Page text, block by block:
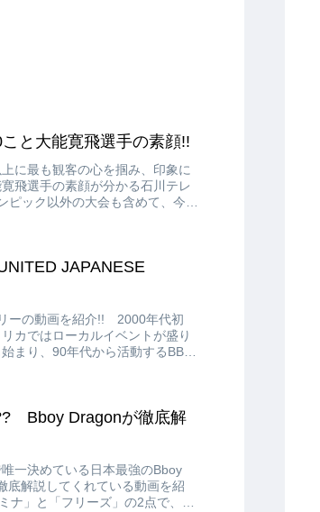
と大能寛飛選手の素顔!!
に最も観客の心を掴み、印象に
飛選手の素顔が分かる石川テレ
ック以外の大会も含めて、今後
JAPANESE
ーの動画を紹介!! 2000年代初
カではローカルイベントが盛り
まり、90年代から活動するBBOY
Bboy Dragonが徹底解
一決めている日本最強のBboy
底解説してくれている動画を紹
」と「フリーズ」の2点で、こ